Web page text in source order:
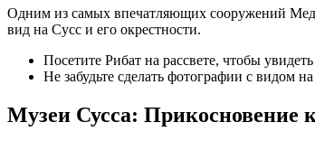
Одним из самых впечатляющих сооружений
вид на Сусс и его окрестности.
Посетите Рибат на рассвете, чтобы
Не забудьте сделать фотографии с видом
Музеи Сусса: Прикосновение